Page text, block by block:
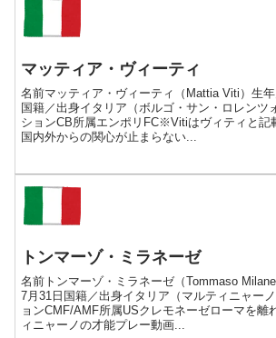
マッティア・ヴィーティ
名前マッティア・ヴィーティ（Mattia Viti）生
国籍／出身イタリア（ボルゴ・サン・ロレンツ
ションCB所属エンポリFC※Vitiはヴィティと記
国内外からの関心が止まらない...
トンマーゾ・ミラネーゼ
名前トンマーゾ・ミラネーゼ（Tommaso
7月31日国籍／出身イタリア（マルティニャー
ョンCMF/AMF所属USクレモネーゼローマを離
ィニャーノの才能プレー動画...